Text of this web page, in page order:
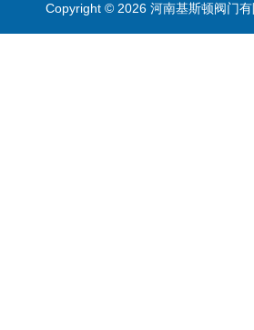
Copyright © 2026 河南基斯顿阀门